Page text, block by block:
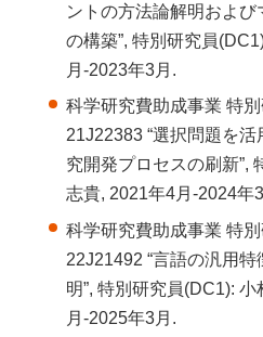
ントの方法論解明およ
の構築”, 特別研究員
月-2023年3月.
科学研究費助成事業 特
21J22383 “選択問題を
究開発プロセスの刷新”,
志貴, 2021年4月-2024年
科学研究費助成事業 特
22J21492 “言語の汎用
明”, 特別研究員(DC1):
月-2025年3月.